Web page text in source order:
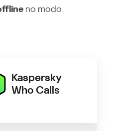
no modo
Kaspersky
Who Calls